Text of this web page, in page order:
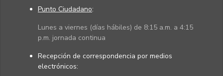
Punto Ciudadano:
Lunes a viernes (días hábiles) de 8:15 a.m. a 4:15
p.m. jornada continua
Recepción de correspondencia por medios
electrónicos: